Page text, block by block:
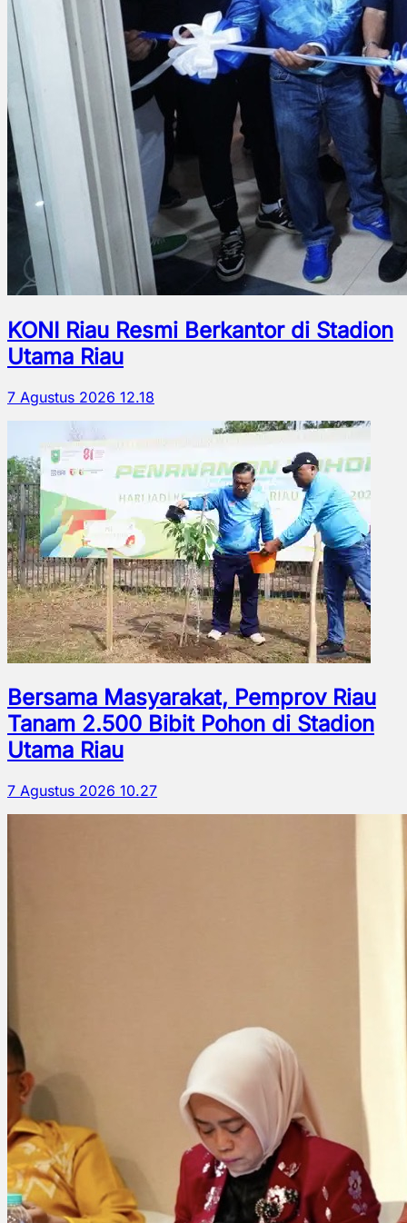
KONI Riau Resmi Berkantor di Stadion
Utama Riau
7 Agustus 2026 12.18
Bersama Masyarakat, Pemprov Riau
Tanam 2.500 Bibit Pohon di Stadion
Utama Riau
7 Agustus 2026 10.27